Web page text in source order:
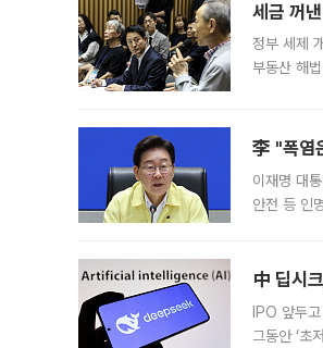
세금 꺼
정부 세제
부동산 해
李 "폭염
이재명 대
안전 등 인
中 딥시
IPO 앞두
그동안 ‘초